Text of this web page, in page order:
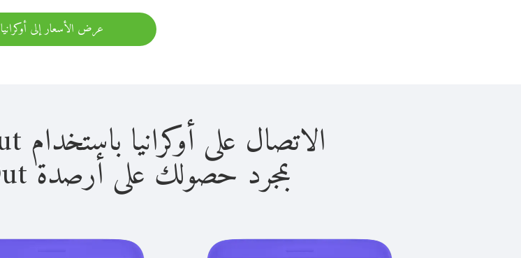
عرض الأسعار إلى أوكرانيا
الاتصال على أوكرانيا باستخدام Viber Out سهل للغاية.
بمجرد حصولك على أرصدة Viber Out، يمكنك: